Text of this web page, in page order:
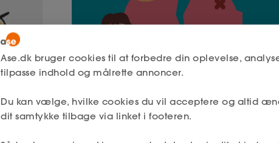
"Min arbejdsgiver gik konkurs"
Ase.dk bruger cookies til at forbedre din oplevelse,
tilpasse indhold og målrette annoncer.
Du kan vælge, hvilke cookies du vil acceptere og altid
dit samtykke tilbage via linket i footeren.